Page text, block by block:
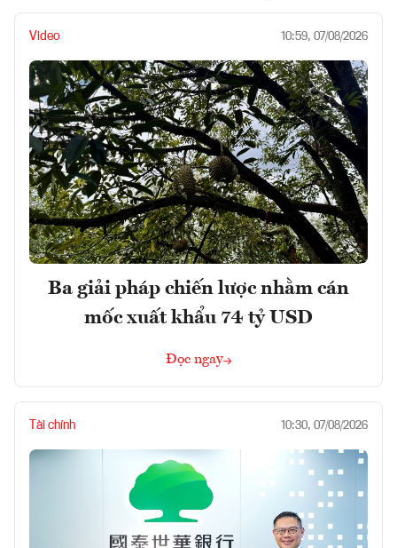
Video 10:59, 07/08/2026
Ba giải pháp chiến lược nhằm cán
mốc xuất khẩu 74 tỷ USD
Đọc ngay
Tài chính 10:30, 07/08/2026